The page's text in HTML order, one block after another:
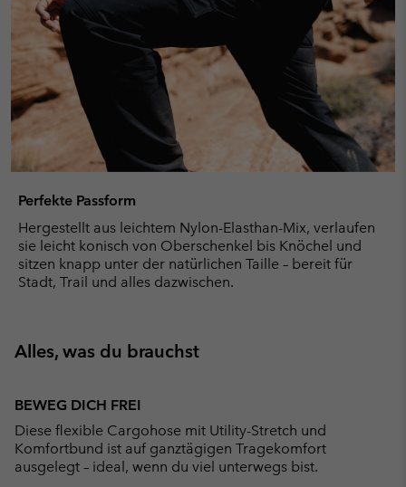
Perfekte Passform
Hergestellt aus leichtem Nylon-Elasthan-Mix, verlaufen
sie leicht konisch von Oberschenkel bis Knöchel und
sitzen knapp unter der natürlichen Taille – bereit für
Stadt, Trail und alles dazwischen.
Alles, was du brauchst
BEWEG DICH FREI
Diese flexible Cargohose mit Utility-Stretch und
Komfortbund ist auf ganztägigen Tragekomfort
ausgelegt – ideal, wenn du viel unterwegs bist.